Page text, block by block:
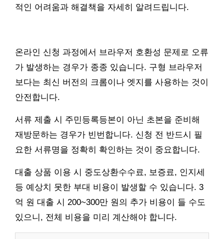
적인 어려움과 해결책을 자세히 알려드립니다.
온라인 신청 과정에서 브라우저 호환성 문제로 오류
가 발생하는 경우가 종종 있습니다. 구형 브라우저
보다는 최신 버전의 크롬이나 엣지를 사용하는 것이
안전합니다.
서류 제출 시 주민등록등본이 아닌 초본을 준비해
재방문하는 경우가 빈번합니다. 신청 전 반드시 필
요한 서류명을 정확히 확인하는 것이 중요합니다.
대출 상품 이용 시 중도상환수수료, 보증료, 인지세
등 예상치 못한 부대 비용이 발생할 수 있습니다. 3
억 원 대출 시 200~300만 원의 추가 비용이 들 수도
있으니, 전체 비용을 미리 계산해야 합니다.